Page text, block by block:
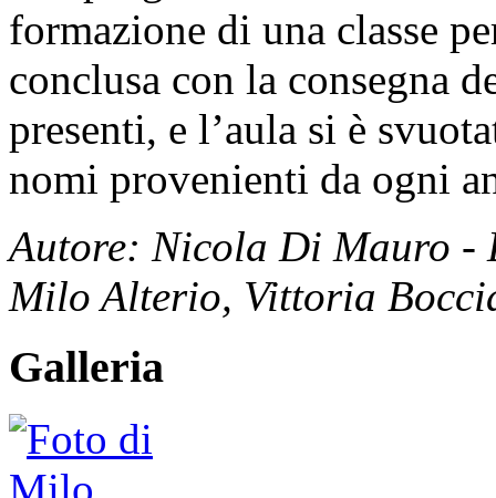
formazione di una classe
conclusa con la consegna
presenti, e l’aula si è
nomi provenienti da ogni
Autore: Nicola Di Mauro -
Milo Alterio, Vittoria
Galleria